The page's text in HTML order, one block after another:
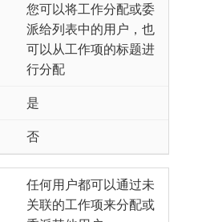
您可以将工作分配或委
派给列表中的用户，也
可以从工作项的标题进
行分配
是
否
任何用户都可以通过未
关联的工作项来分配或